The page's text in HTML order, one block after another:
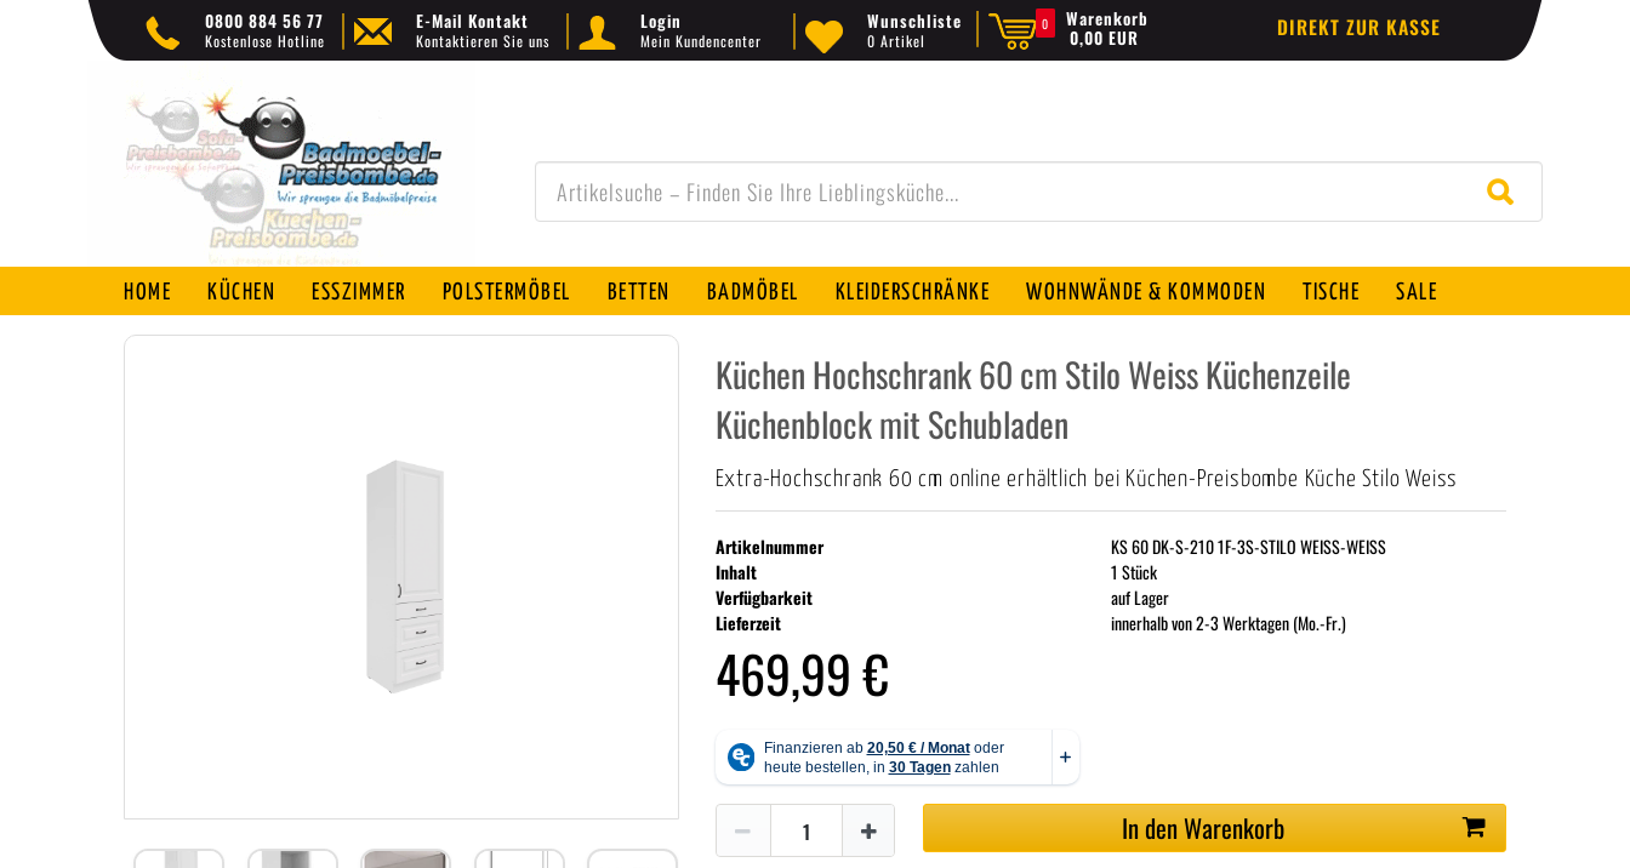
0800 884 56 77
Kostenlose Hotline
E-Mail Kontakt
Kontaktieren Sie uns
Login
Mein Kundencenter
Wunschliste
0 Artikel
Warenkorb
0,00 EUR
0 DIREKT ZUR KASSE
HOME KÜCHEN ESSZIMMER POLSTERMÖBEL BETTEN BADMÖBEL KLEIDERSCHRÄNKE WOHNWÄNDE & KOMMODEN TISCHE SALE
Küchen Hochschrank 60 cm Stilo Weiss Küchenzeile
Küchenblock mit Schubladen
Extra-Hochschrank 60 cm online erhältlich bei Küchen-Preisbombe Küche Stilo Weiss
Artikelnummer
KS 60 DK-S-210 1F-3S-STILO WEISS-WEISS
Inhalt
1 Stück
Verfügbarkeit
Lieferzeit
auf Lager
innerhalb von 2-3 Werktagen (Mo.-Fr.)
469,99 €
In den Warenkorb